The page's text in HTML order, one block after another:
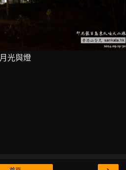
月光與燈